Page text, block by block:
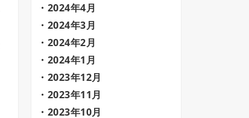
2024年4月
2024年3月
2024年2月
2024年1月
2023年12月
2023年11月
2023年10月